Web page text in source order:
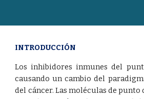
INTRODUCCIÓN
Los inhibidores inmunes del
causando un cambio del
del cáncer. Las moléculas de